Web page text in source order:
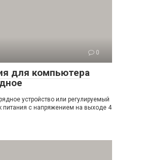
0
для компьютера
устройство или регулируемый
питания с напряжением на выходе 4